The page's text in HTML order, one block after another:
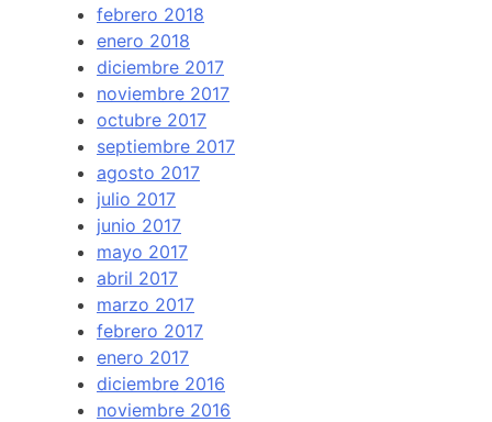
febrero 2018
enero 2018
diciembre 2017
noviembre 2017
octubre 2017
septiembre 2017
agosto 2017
julio 2017
junio 2017
mayo 2017
abril 2017
marzo 2017
febrero 2017
enero 2017
diciembre 2016
noviembre 2016